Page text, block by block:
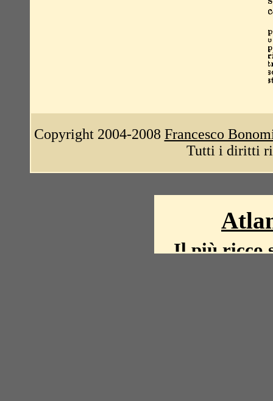
Copyright 2004-2008 Francesco
Tutti i diritti
Il più ricco